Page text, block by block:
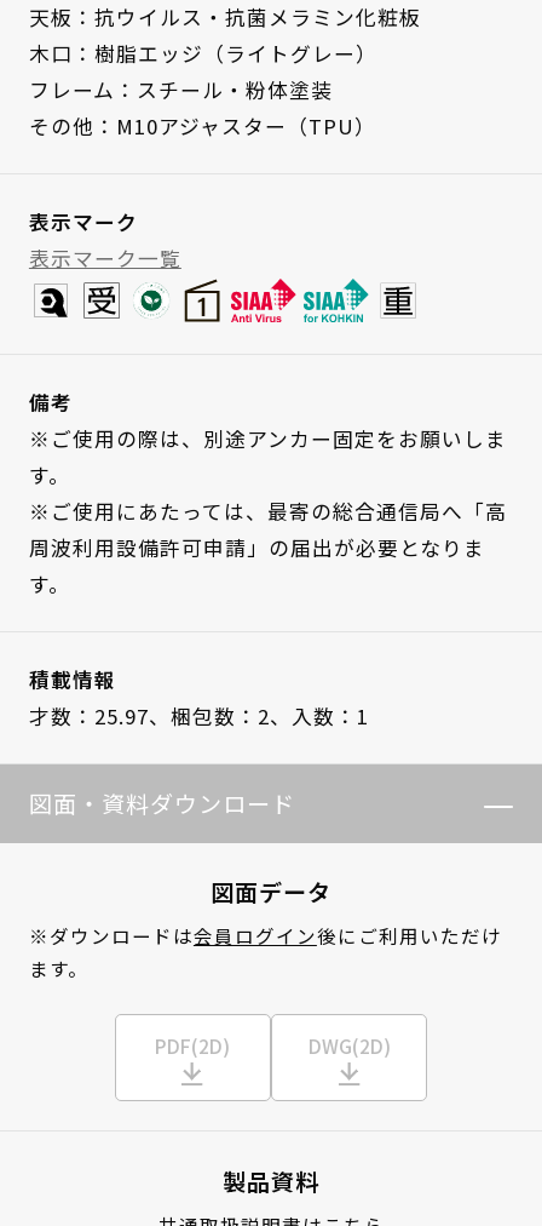
天板：抗ウイルス・抗菌メラミン化粧板
木口：樹脂エッジ（ライトグレー）
フレーム：スチール・粉体塗装
その他：M10アジャスター（TPU）
表示マーク
表示マーク一覧
備考
※ご使用の際は、別途アンカー固定をお願いしま
す。
※ご使用にあたっては、最寄の総合通信局へ「高
周波利用設備許可申請」の届出が必要となりま
す。
積載情報
才数：25.97、 梱包数：2、 入数：1
図面・資料ダウンロード
図面データ
※ダウンロードは会員ログイン後にご利用いただけ
ます。
PDF(2D) DWG(2D)
製品資料